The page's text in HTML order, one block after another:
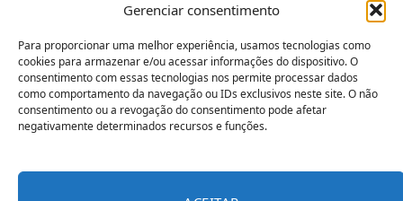
Gerenciar consentimento
Para proporcionar uma melhor experiência, usamos tecnologias como
cookies para armazenar e/ou acessar informações do dispositivo. O
consentimento com essas tecnologias nos permite processar dados
como comportamento da navegação ou IDs exclusivos neste site. O não
consentimento ou a revogação do consentimento pode afetar
negativamente determinados recursos e funções.
Cartão de Crédito Inter Black: Anuidade Zero e
Benefícios. Por isso, hoje vamos explorar em
detalhes o Cartão de Crédito…